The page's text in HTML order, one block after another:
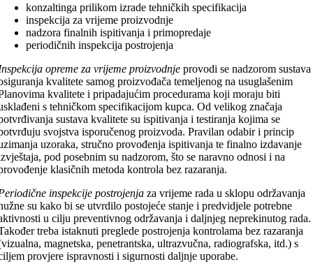
konzaltinga prilikom izrade tehničkih specifikacija
inspekcija za vrijeme proizvodnje
nadzora finalnih ispitivanja i primopredaje
periodičnih inspekcija postrojenja
opreme za vrijeme proizvodnje provodi se nadzorom sustava
kvalitete samog proizvođača temeljenog na usuglašenim
kvalitete i pripadajućim procedurama koji moraju biti
s tehničkom specifikacijom kupca. Od velikog značaja
sustava kvalitete su ispitivanja i testiranja kojima se
svojstva isporučenog proizvoda. Pravilan odabir i princip
uzoraka, stručno provođenja ispitivanja te finalno izdavanje
pod posebnim su nadzorom, što se naravno odnosi i na
klasičnih metoda kontrola bez razaranja.
inspekcije postrojenjaza vrijeme rada u sklopu održavanja
su kako bi se utvrdilo postojeće stanje i predvidjele potrebne
u cilju preventivnog održavanja i daljnjeg neprekinutog rada.
treba istaknuti preglede postrojenja kontrolama bez razaranja
magnetska, penetrantska, ultrazvučna, radiografska, itd.) s
provjere ispravnosti i sigurnosti daljnje uporabe.